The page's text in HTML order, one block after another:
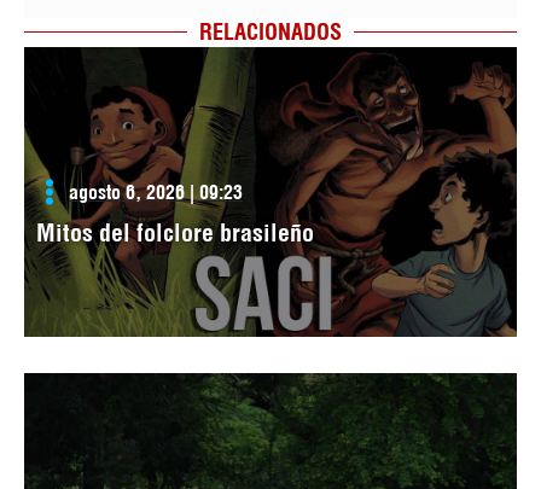
RELACIONADOS
agosto 6, 2026 | 09:23
Mitos del folclore brasileño